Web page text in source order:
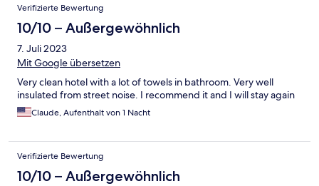
Verifizierte Bewertung
10/10 – Außergewöhnlich
7. Juli 2023
Mit Google übersetzen
Very clean hotel with a lot of towels in bathroom. Very well
insulated from street noise. I recommend it and I will stay again
Claude, Aufenthalt von 1 Nacht
Verifizierte Bewertung
10/10 – Außergewöhnlich